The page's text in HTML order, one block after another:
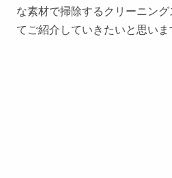
な素材で掃除するクリーニン
てご紹介していきたいと思いま